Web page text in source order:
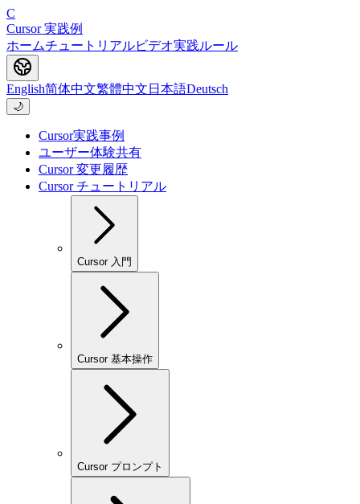
C
Cursor 実践例
ホームチュートリアルビデオ実践ルール
English简体中文繁體中文 日本語Deutsch
🌙
Cursor実践事例
ユーザー体験共有
Cursor 変更履歴
Cursor チュートリアル
Cursor 入門
Cursor 基本操作
Cursor プロンプト